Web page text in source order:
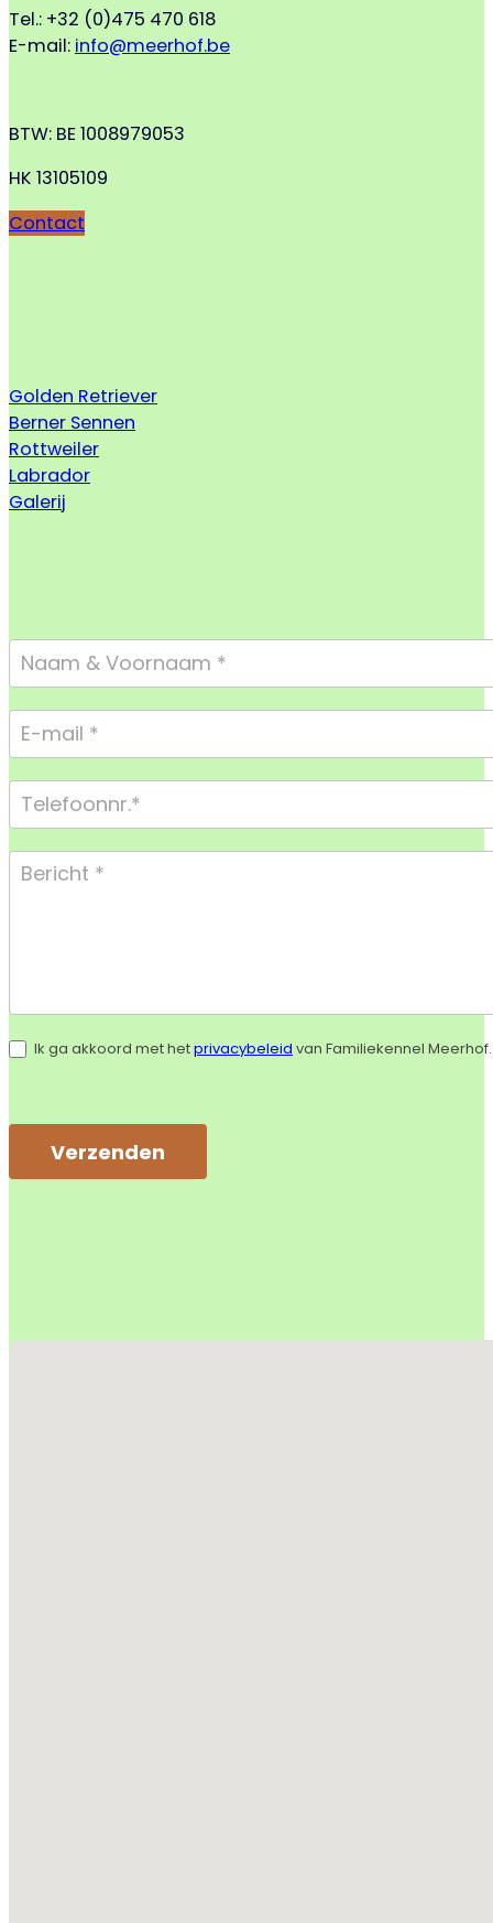
Tel.: +32 (0)475 470 618
E-mail: info@meerhof.be
BTW: BE 1008979053
HK 13105109
Contact
Golden Retriever
Berner Sennen
Rottweiler
Labrador
Galerij
Footer
Form
Compact
Ik ga akkoord met hetprivacybeleid van Familiekennel Meerhof.
Verzenden
Geen locaties gevonden